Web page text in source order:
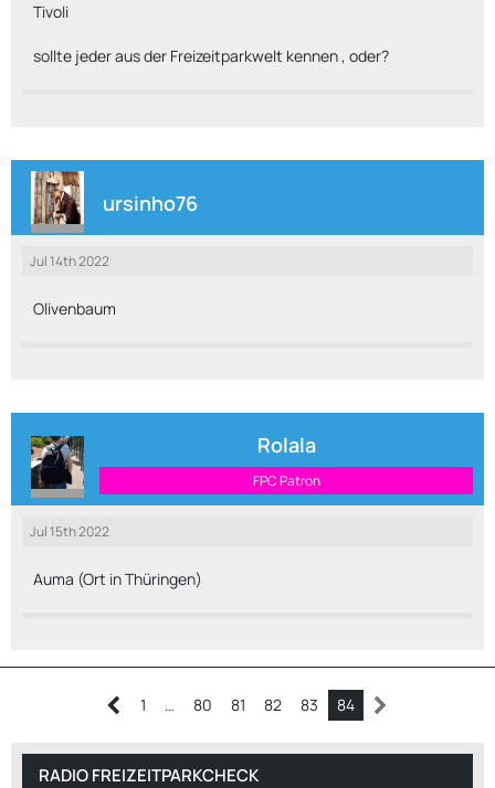
Tivoli
sollte jeder aus der Freizeitparkwelt kennen , oder?
ursinho76
Jul 14th 2022
Olivenbaum
Rolala
FPC Patron
Jul 15th 2022
Auma (Ort in Thüringen)
1 … 80 81 82 83 84
RADIO FREIZEITPARKCHECK